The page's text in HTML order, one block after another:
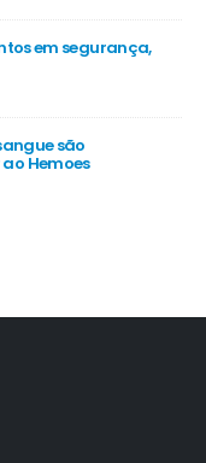
em segurança,
são
Hemoes